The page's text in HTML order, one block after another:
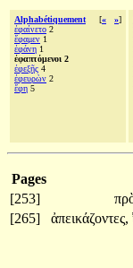
Alphabétiquement [« »]
ἐφαίνετο 2
ἔφαμεν 1
ἐφάνη 1
ἐφαπτόμενοι 2
ἐφεξῆς 4
ἐφευρὼν 2
ἔφη 5
Pages
[253]
[265]
ἀπεικάζοντες,